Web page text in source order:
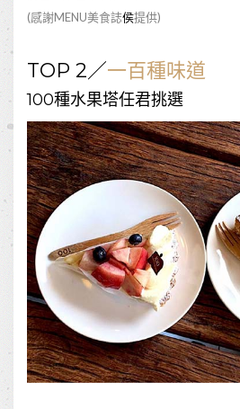
(感謝MENU美食誌侯提供)
TOP 2／一百種味道
100種水果塔任君挑選